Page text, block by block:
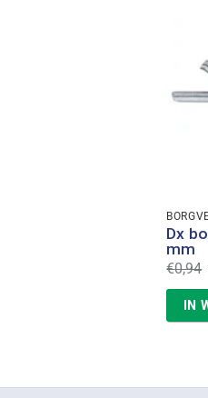
Dx
mm
€0,94
IN